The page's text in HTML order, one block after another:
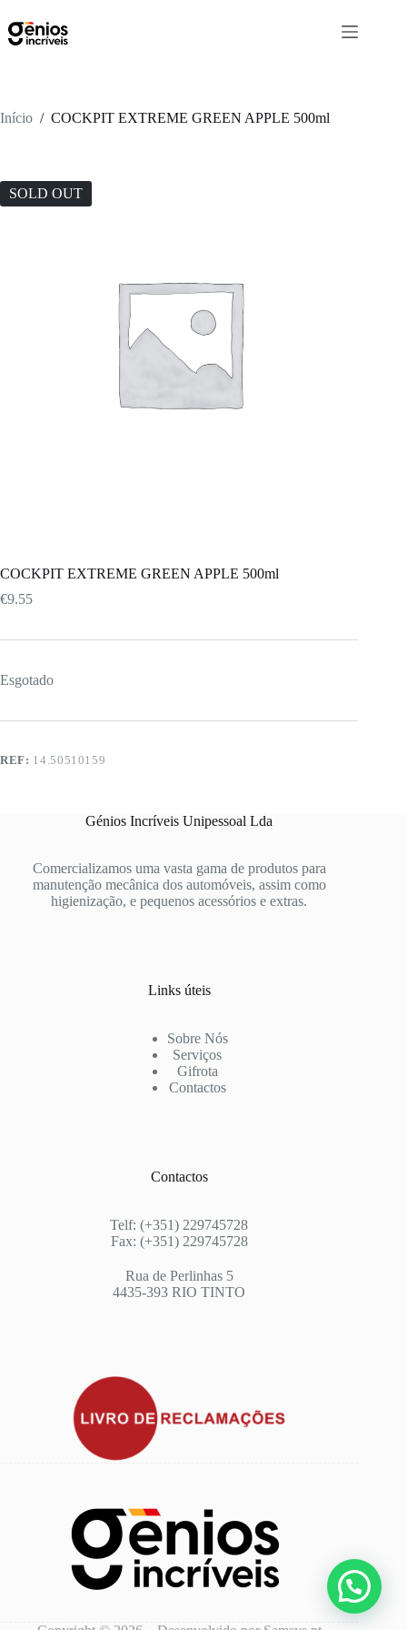
Início / COCKPIT EXTREME GREEN APPLE 500ml
SOLD OUT
COCKPIT EXTREME GREEN APPLE 500ml
€9.55
Esgotado
REF: 14.50510159
Génios Incríveis Unipessoal Lda
Comercializamos uma vasta gama de produtos para
manutenção mecânica dos automóveis, assim como
higienização, e pequenos acessórios e extras.
Links úteis
Sobre Nós
Serviços
Gifrota
Contactos
Contactos
Telf: (+351) 229745728
Fax: (+351) 229745728
Rua de Perlinhas 5
4435-393 RIO TINTO